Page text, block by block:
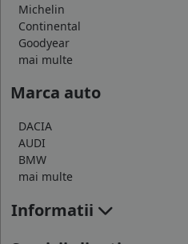
Michelin
Continental
Goodyear
mai multe
Marca auto
DACIA
AUDI
BMW
mai multe
Informatii